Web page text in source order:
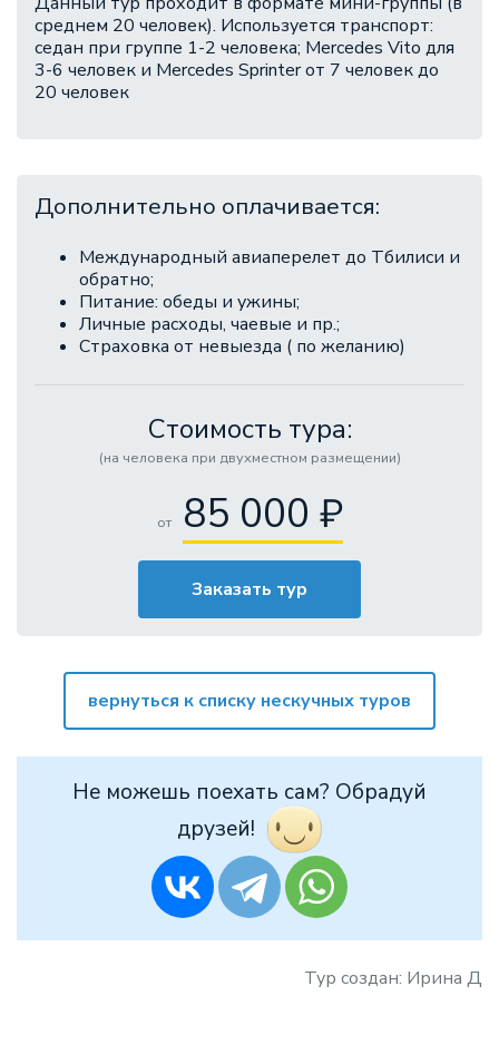
среднем 20 человек). Используется транспорт:
седан при группе 1-2 человека; Mercedes Vito для
3-6 человек и Mercedes Sprinter от 7 человек до
20 человек
Дополнительно оплачивается:
Международный авиаперелет до Тбилиси и
обратно;
Питание: обеды и ужины;
Личные расходы, чаевые и пр.;
Cтраховка от невыезда ( по желанию)
Стоимость тура:
(на человека при двухместном размещении)
от 85 000 ₽
Заказать тур
вернуться к списку нескучных туров
Не можешь поехать сам? Обрадуй
друзей!
Тур создан: Ирина Д